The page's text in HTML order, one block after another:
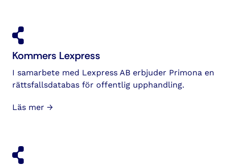
Kommers Lexpress
I samarbete med Lexpress AB erbjuder Primona en
rättsfallsdatabas för offentlig upphandling.
Läs mer →